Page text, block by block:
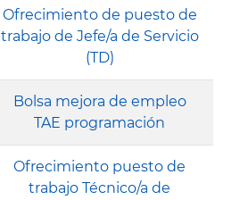
Ofrecimiento de puesto de
trabajo de Jefe/a de Servicio
(TD)
Bolsa mejora de empleo
TAE programación
Ofrecimiento puesto de
trabajo Técnico/a de